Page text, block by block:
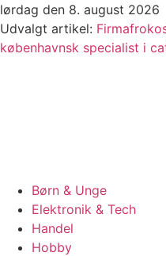
Videre
til
indhold
lørdag den 8. august 2026
Udvalgt artikel:
københavnsk specialist i
Børn & Unge
Elektronik & Tech
Handel
Hobby